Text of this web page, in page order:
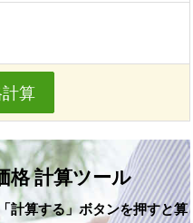
算
格 計算ツール
計算する」ボタンを押すと算